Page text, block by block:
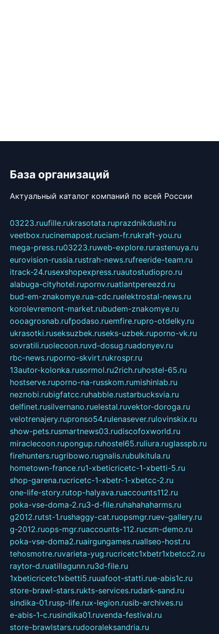
База организаций
Актуальный каталог компаний по всей России
03223.ruufille.rukrasotata.ruprazdnikdushi.ru
veetbox.rucinemapost.ruciam-fr.rukraft-you.ru
mega-press.ru03223.ruweb-explore.rurastenuya.ru
eurovision-russia.rustrah-news.rufreeride-team.ru
itrack-24.rusexshopexpress.ruautostudiopro.ru
alabuga-cityhotel.rupornv.ruatlantpereezd.ru
bud-em-znakomye.rua-cdc.ruelektrostal-news.ru
korolevremont-market.rubudem-znakomye.ru
oooagrosnab.rufpodaso.ruemfire.rupro-otdelky.ru
ukrasotki.ruseksuzbek.ruseks-uzbek.ruporno-vk.ru
sovratili.ruolecoon.ruvd-dosug.ruadonyev.ru
rbc-news.ruporno-skvirt.rukrospr.ru
13autor-kolonka.rusormol.ru2rich.ruhostel-65.ru
hostserve.ruporno-na-russkom.rumishinlab.ru
neznobi.rubigfatcc.ruhabble.rustarbucksvia.ru
delfinet.rusilvernano.ruelestal.ruvektor-doroga.ru
velotrenajery.rupronso54.rulenasever.rulovinskix.ru
show-pets.rusmartnews03.rudiscofoxworld.ru
miraclecoon.rupongup.ruhostel65.ruliura.ruglasspb.ru
firehunters.rugribowo.rugnalis.rubulkitula.ru
hometown-france.ru1-xbeticricetc-1-xbetti-5.ru
shop-garena.rucricetc-1-xbetr-1-xbetcc-2.ru
one-life-story.rutop-halyava.ruaccounts112.ru
poka-vse-doma-2.ru3-d-file.ruhahahaharms.ru
g2012.rutst-1.rushaggy-cat.ruopsmgr.ruev-gallery.ru
g-2012.ruops-mgr.ruaccounts-112.rucsm-demo.ru
poka-vse-doma2.ruairgungames.ruallseo-host.ru
tehosmotre.ruvarieta-yug.rucricetc1xbetr1xbetcc2.ru
raytor-d.ruatillagunn.ru3d-file.ru
1xbeticricetc1xbetti5.ruuafoot-statti.rue-abis1c.ru
store-brawl-stars.rukts-services.rudark-sand.ru
sindika-01.rusp-life.rux-legion.rusib-archives.ru
e-abis-1-c.rusindika01.ruvenda-festival.ru
store-brawlstars.rudooraleksandria.ru